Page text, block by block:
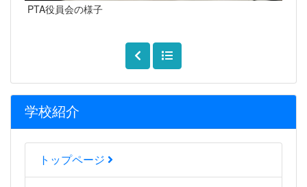
学校紹介
トップページ
PTA役員会の様子